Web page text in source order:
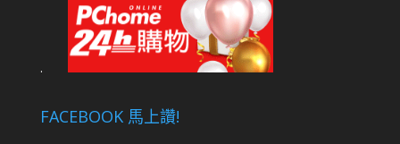
.
FACEBOOK 馬上讚!